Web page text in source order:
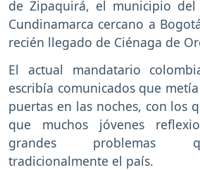
de Zipaquirá, el municipio
Cundinamarca cercano a
recién llegado de Ciénaga de
El actual mandatario
escribía comunicados que
puertas en las noches, con los
que muchos jóvenes
grandes problemas
tradicionalmente el país.